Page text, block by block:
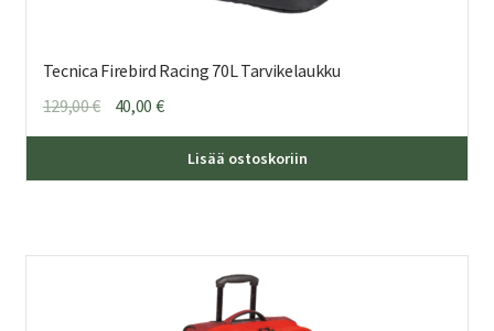
Tecnica Firebird Racing 70L Tarvikelaukku
129,00€ Alkuperäinen
hinta
129,00 €.
40,00 €Nykyinen
hinta
40,00 €.
Lisää ostoskoriin